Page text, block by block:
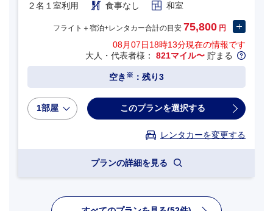
２名１室利用 食事なし 和室
フライト＋宿泊+レンタカー合計の目安 75,800 円
08月07日18時13分現在の情報です
大人・代表者様： 821マイル〜 貯まる
空き ※ ：残り3
1部屋 このプランを選択する
レンタカーを変更する
プランの詳細を見る